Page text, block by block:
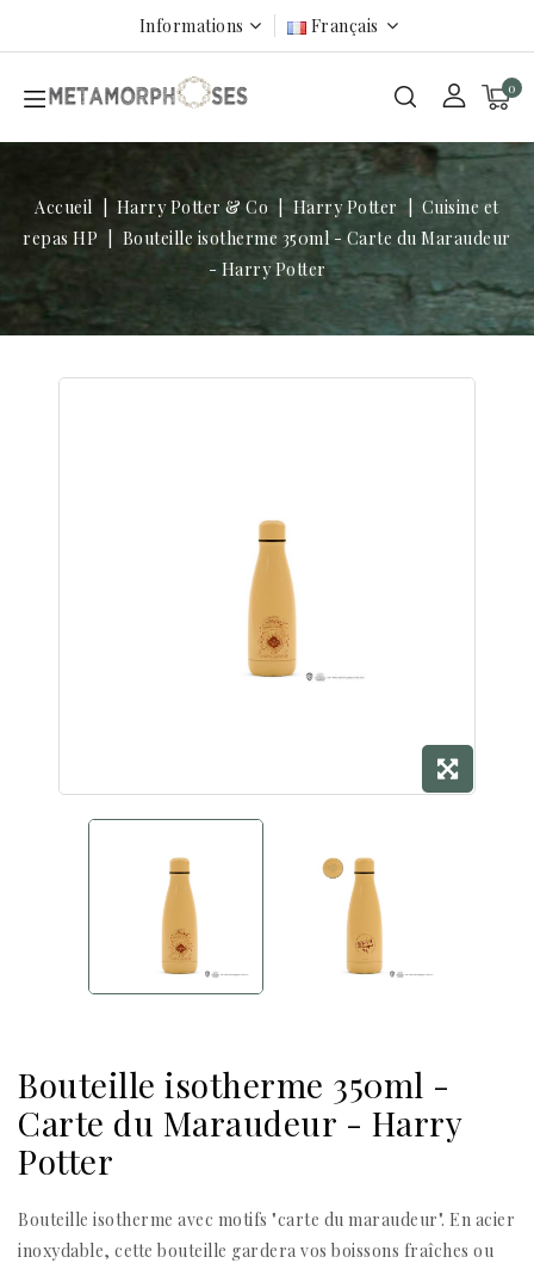
Informations Français
0
Accueil Harry Potter & Co Harry Potter
Cuisine et
repas HP
Bouteille isotherme 350ml - Carte du Maraudeur
- Harry Potter
Bouteille isotherme 350ml -
Carte du Maraudeur - Harry
Potter
Bouteille isotherme avec motifs "carte du maraudeur". En acier
inoxydable, cette bouteille gardera vos boissons fraîches ou